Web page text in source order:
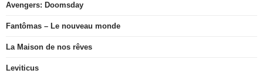
Avengers: Doomsday
Fantômas – Le nouveau monde
La Maison de nos rêves
Leviticus